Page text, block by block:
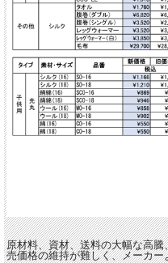
原材料、資材、送料の大幅な高
売価格の維持が難しく、メーカ